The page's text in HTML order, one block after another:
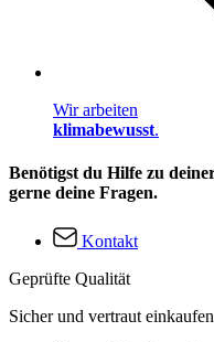
Wir arbeiten
klimabewusst.
Benötigst du Hilfe zu
gerne deine Fragen.
Kontakt
Geprüfte Qualität
Sicher und vertraut einkaufen